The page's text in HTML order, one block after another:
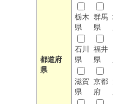
都道府
県
栃木
県
群馬
県
石川
県
福井
県
滋賀
県
京都
府